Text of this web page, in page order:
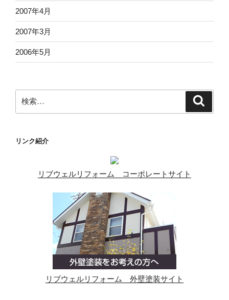
2007年4月
2007年3月
2006年5月
索:
リンク紹介
リブウェルリフォーム コーポレートサイト
リブウェルリフォーム 外壁塗装サイト